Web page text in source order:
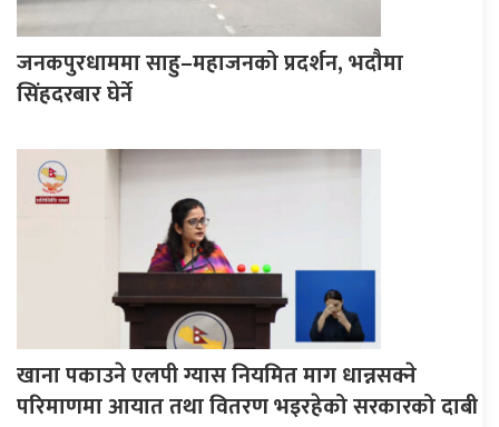
जनकपुरधाममा साहु–महाजनको प्रदर्शन, भदौमा
सिंहदरबार घेर्ने
खाना पकाउने एलपी ग्यास नियमित माग धान्नसक्ने
परिमाणमा आयात तथा वितरण भइरहेको सरकारको दाबी